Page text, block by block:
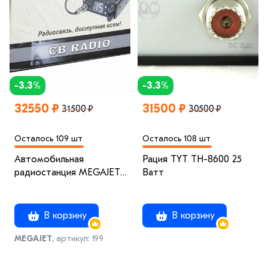
-3.3%
32550 ₽ 31500 ₽
Осталось 109 шт
Автомобильная
радиостанция MEGAJET
В корзину
MEGAJET, артикул: 199
-3.3%
31500 ₽ 30500 ₽
Осталось 108 шт
Рация TYT TH-8600 25
Ватт
В корзину